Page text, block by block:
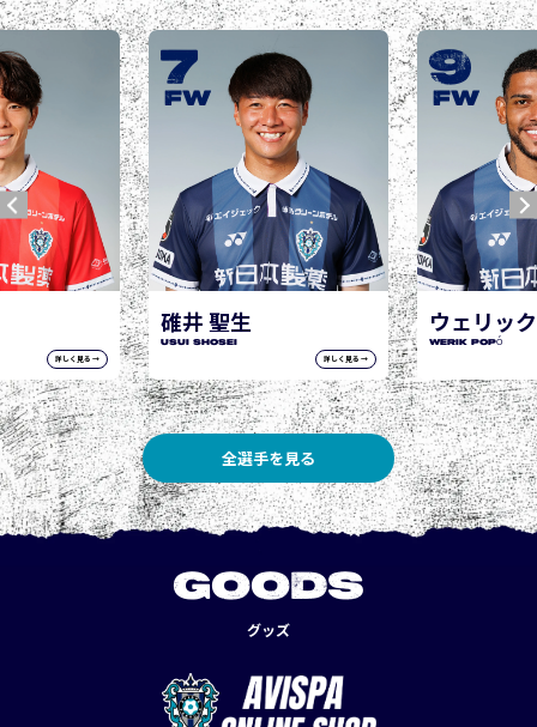
詳しく見る →
ウェリック ポポ
WERIK POPÓ
詳しく見る →
9
FW
城後 寿
JOGO Hisashi
10
FW
全選手を見る
GOODS
グッズ